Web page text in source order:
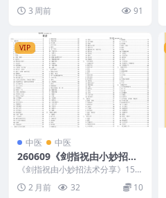
节 祝由...
3 周前 91
VIP
中医 中医
260609《剑指祝由小妙招法
术分享》158页电子版Y
《剑指祝由小妙招法术分享》158
页电子版Y 260609 以下内容为整
理的相关资...
2 月前 32 10